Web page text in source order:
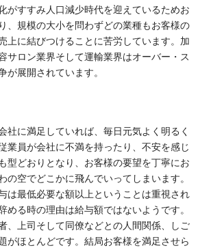
がすすみ人口減少時代を迎えているためお
、規模の大小を問わずどの業種もお客様の
上に結びつけることに苦労しています。加
サロン業界そして運輸業界はオーバー・ス
が展開されています。
に満足していれば、毎日元気よく明るく
業員が会社に不満を持ったり、不安を感じ
型どおりとなり、お客様の要望を丁寧にお
の空でどこかに飛んでいってしまいます。
は最低必要な額以上ということは重視され
める時の理由は給与額ではないようです。
、上司そして同僚などとの人間関係、しご
がほとんどです。結局お客様を満足させら